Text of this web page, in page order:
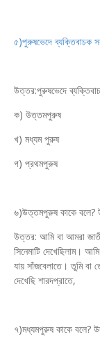
৫)পুরুষভেদে ব্যক্তিবাচক
উত্তর:পুরুষভেদে
ক) উত্তমপুরুষ
খ) মধ্যম পুরুষ
গ) প্রথমপুরুষ
৬)উত্তমপুরুষ কাকে বলে?
উত্তর: আমি বা আমরা
সিনেমাটি দেখেছিলাম।
যায় সাঁজবেলাতে। তুমি বা
দেখেছি শারদপ্রাতে,
৭)মধ্যমপুরুষ কাকে বলে?